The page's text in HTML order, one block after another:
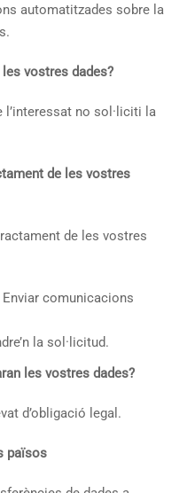
automatitzades sobre la
vostres dades?
l’interessat no sol·liciti la
de les vostres
de les vostres
comunicacions
la sol·licitud.
les vostres dades?
d’obligació legal.
països